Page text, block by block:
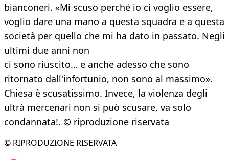
bianconeri. «Mi scuso perché io ci voglio essere,
voglio dare una mano a questa squadra e a questa
società per quello che mi ha dato in passato. Negli
ultimi due anni non
ci sono riuscito… e anche adesso che sono
ritornato dall'infortunio, non sono al massimo».
Chiesa è scusatissimo. Invece, la violenza degli
ultrà mercenari non si può scusare, va solo
condannata!. © riproduzione riservata
© RIPRODUZIONE RISERVATA